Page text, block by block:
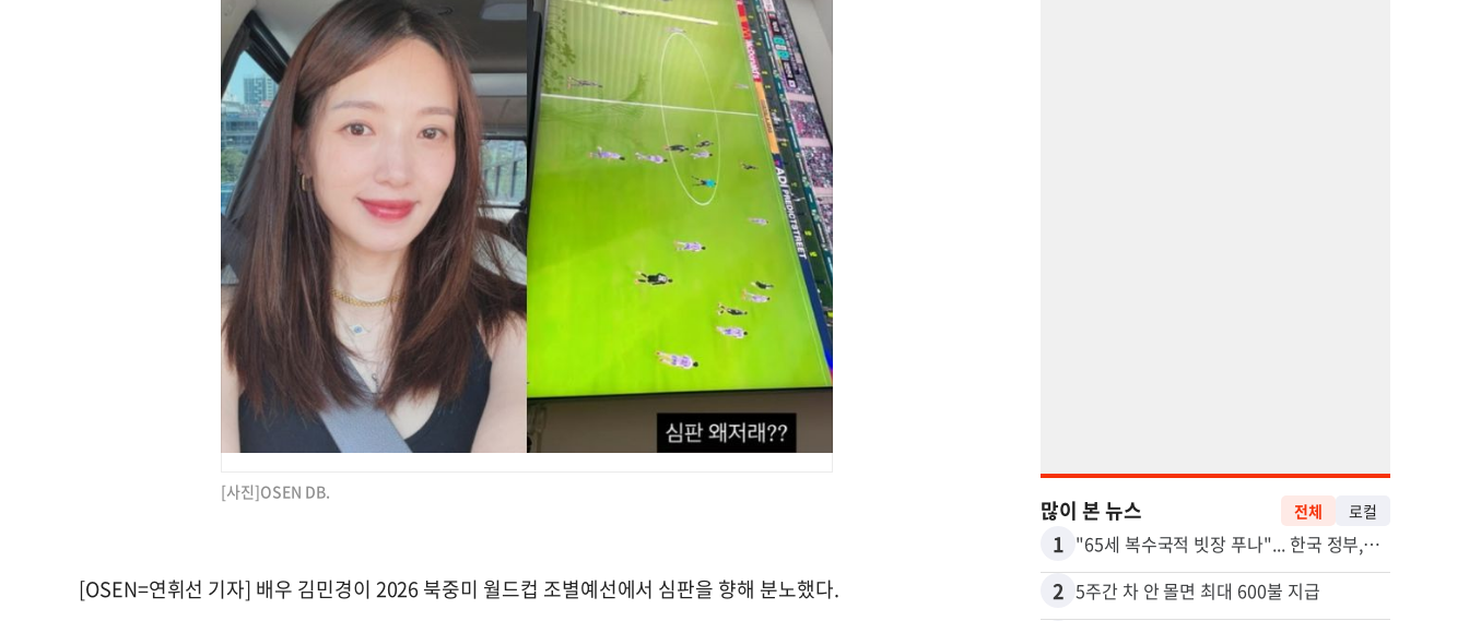
[사진]OSEN DB.
[OSEN=연휘선 기자] 배우 김민경이 2026 북중미 월드컵 조별예선에서 심판을 향해 분노했다.
많이 본 뉴스 전체 로컬
1 "65세 복수국적 빗장 푸나"... 한국 정부, 연령 완화 전면 추진
2 5주간 차 안 몰면 최대 600불 지급